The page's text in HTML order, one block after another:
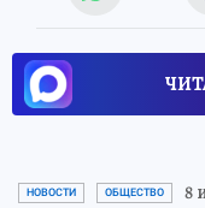
НОВОСТИ ОБЩЕСТВО 8